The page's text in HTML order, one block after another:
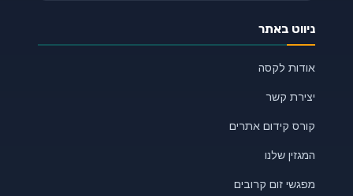
ניווט באתר
אודות לקסה
יצירת קשר
קורס קידום אתרים
המגזין שלנו
מפגשי זום קרובים